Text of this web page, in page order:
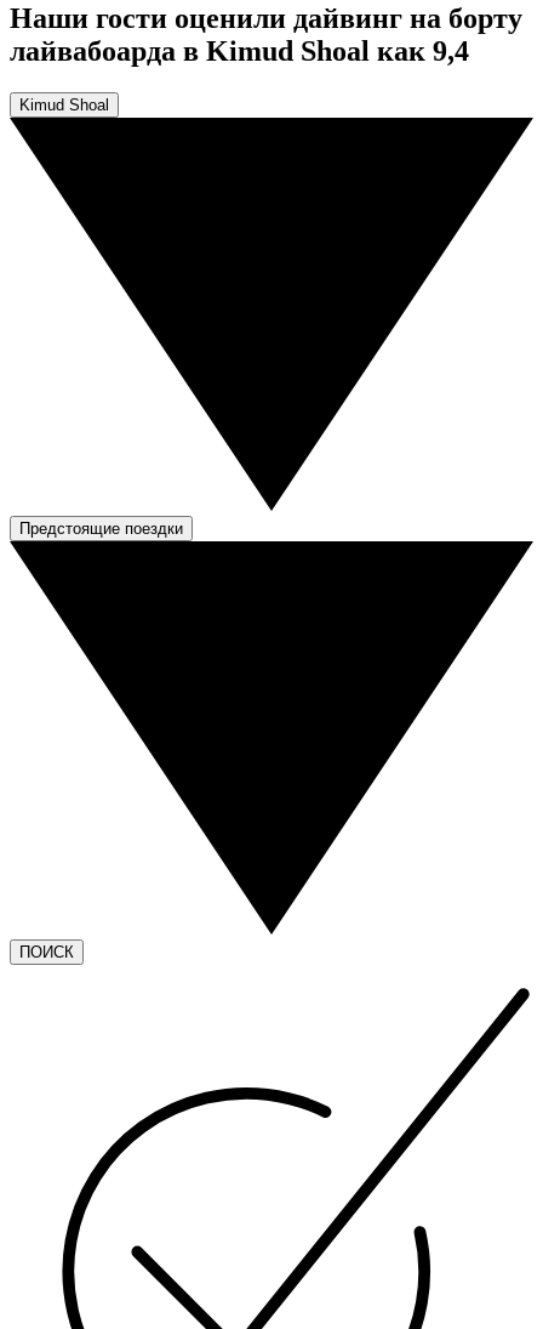
Наши гости оценили дайвинг на борту
лайвабоарда в Kimud Shoal как 9,4
Kimud Shoal
Предстоящие поездки
ПОИСК